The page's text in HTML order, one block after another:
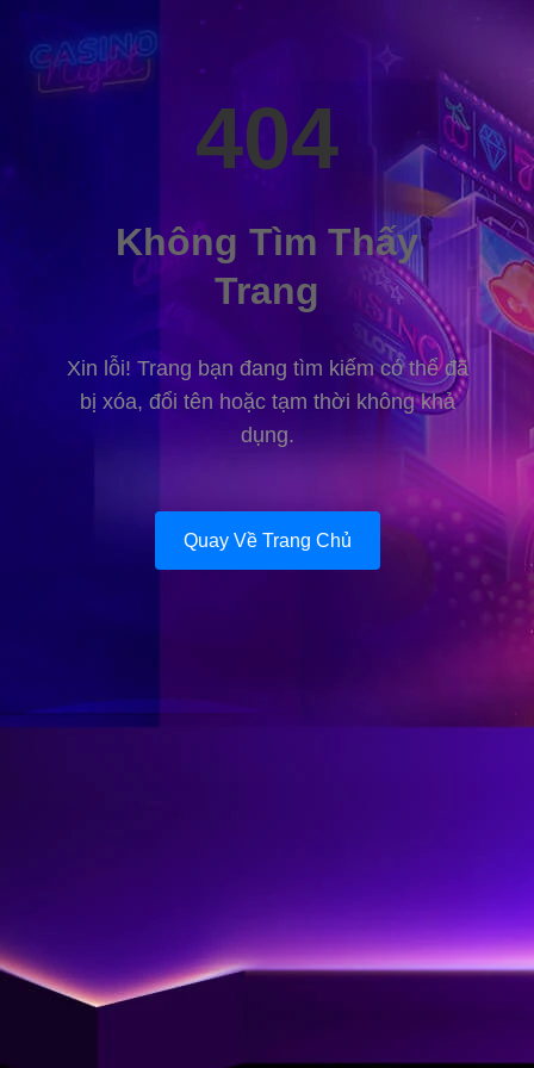
404
Không Tìm Thấy
Trang
Xin lỗi! Trang bạn đang tìm kiếm có thể đã
bị xóa, đổi tên hoặc tạm thời không khả
dụng.
Quay Về Trang Chủ